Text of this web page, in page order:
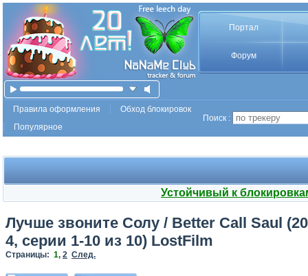
Портал
Форум
Правила оформления
Обход блокировок
Популярное
Поиск :
Устойчивый к
Лучше звоните Солу / Better Call Saul
4, серии 1-10 из 10) LostFilm
Страницы: 1, 2 След.